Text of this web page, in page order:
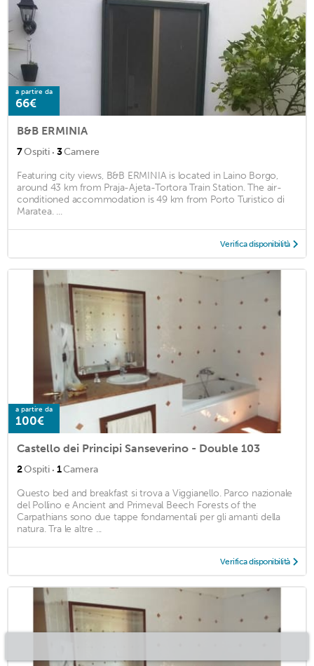
a partire da
66€
B&B ERMINIA
7Ospiti · 3Camere
Featuring city views, B&B ERMINIA is located in Laino Borgo,
around 43 km from Praja-Ajeta-Tortora Train Station. The air-
conditioned accommodation is 49 km from Porto Turistico di
Maratea. ...
Verifica disponibilità
a partire da
100€
Castello dei Principi Sanseverino - Double 103
2Ospiti · 1Camera
Questo bed and breakfast si trova a Viggianello. Parco nazionale
del Pollino e Ancient and Primeval Beech Forests of the
Carpathians sono due tappe fondamentali per gli amanti della
natura. Tra le altre ...
Verifica disponibilità